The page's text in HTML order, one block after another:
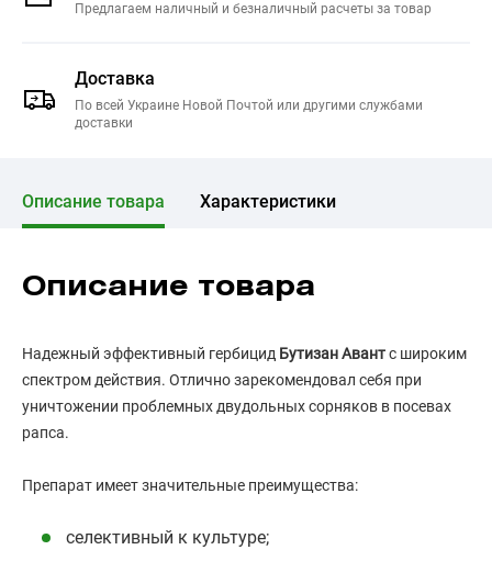
Предлагаем наличный и безналичный расчеты за товар
Доставка
По всей Украине Новой Почтой или другими службами
доставки
Описание товара Характеристики
Описание товара
Надежный эффективный гербицид Бутизан Авантс широким
спектром действия. Отлично зарекомендовал себя при
уничтожении проблемных двудольных сорняков в посевах
рапса.
Препарат имеет значительные преимущества:
селективный к культуре;